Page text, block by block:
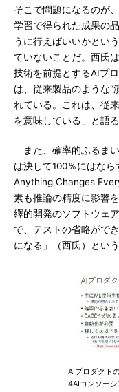
そこで問題になるのが
学習で得られた成果の
うに行えばいいかとい
ていないことだ。西氏
技術を前提とするAIプ
は、従来製品のような“
れている。これは、従
を意味している」と語る
また、確率的ふるま
は決して100％にはな
Anything Changes
素も推論の精度に影響
繹的開発のソフトウェ
で、テストの省略がで
になる」（西氏）という
AIプロダクト
4AIコンソーシ